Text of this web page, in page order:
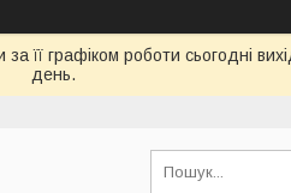
її графіком роботи сьогодні
день.